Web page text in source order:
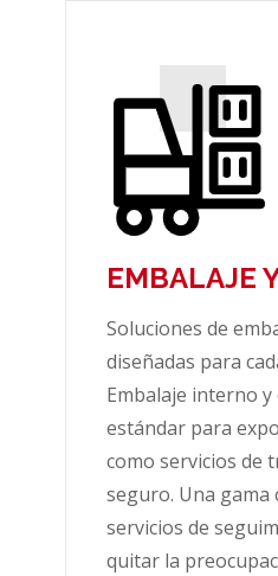
EMBALAJE
Soluciones de
diseñadas para
Embalaje interno
estándar para
como servicios de
seguro. Una gama
servicios de
quitar la